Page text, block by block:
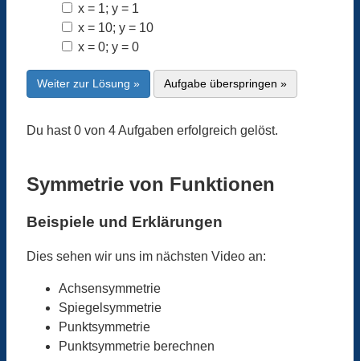
x = 1; y = 1
x = 10; y = 10
x = 0; y = 0
Weiter zur Lösung » Aufgabe überspringen »
Du hast 0 von 4 Aufgaben erfolgreich gelöst.
Symmetrie von Funktionen
Beispiele und Erklärungen
Dies sehen wir uns im nächsten Video an:
Achsensymmetrie
Spiegelsymmetrie
Punktsymmetrie
Punktsymmetrie berechnen